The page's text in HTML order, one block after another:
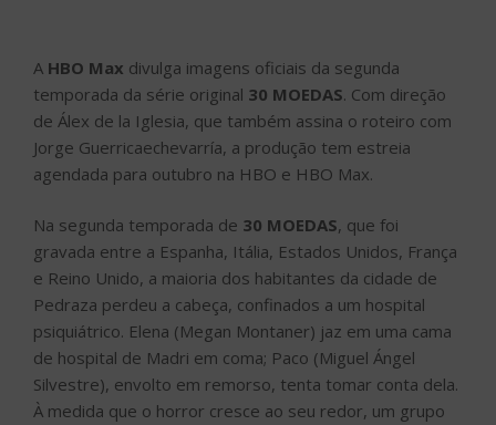
A HBO Max divulga imagens oficiais da segunda
temporada da série original 30 MOEDAS. Com direção
de Álex de la Iglesia, que também assina o roteiro com
Jorge Guerricaechevarría, a produção tem estreia
agendada para outubro na HBO e HBO Max.
Na segunda temporada de 30 MOEDAS, que foi
gravada entre a Espanha, Itália, Estados Unidos, França
e Reino Unido, a maioria dos habitantes da cidade de
Pedraza perdeu a cabeça, confinados a um hospital
psiquiátrico. Elena (Megan Montaner) jaz em uma cama
de hospital de Madri em coma; Paco (Miguel Ángel
Silvestre), envolto em remorso, tenta tomar conta dela.
À medida que o horror cresce ao seu redor, um grupo